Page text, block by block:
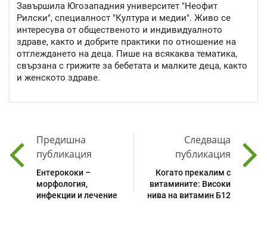
Завършила Югозападния университет "Неофит
Рилски", специалност "Култура и медии". Живо се
интересува от общественото и индивидуалното
здраве, както и добрите практики по отношение на
отглеждането на деца. Пише на всякаква тематика,
свързана с грижите за бебетата и малките деца, както
и женското здраве.
Предишна
публикация
Ентерококи –
морфология,
инфекции и лечение
Следваща
публикация
Когато прекалим с
витамините: Високи
нива на витамин Б12